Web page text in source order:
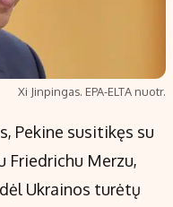
Xi Jinpingas. EPA-ELTA nuotr.
Pekine susitikęs su
Friedrichu Merzu,
Ukrainos turėtų